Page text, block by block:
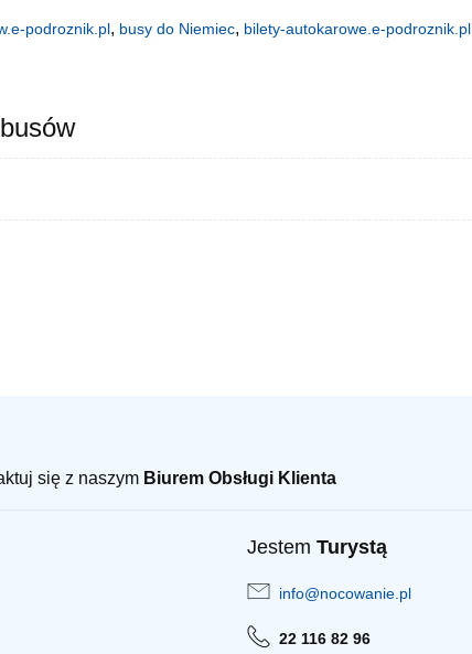
podroznik.pl, busy do Niemiec, bilety-autokarowe.e-podroznik.pl
się z naszym Biurem Obsługi Klienta
Jestem Turystą
info@nocowanie.pl
22 116 82 96